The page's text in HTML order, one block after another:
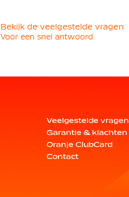
Bekijk de veelgestelde vragen
Voor een snel antwoord
Veelgestelde vragen
Garantie & klachten
Oranje ClubCard
Contact